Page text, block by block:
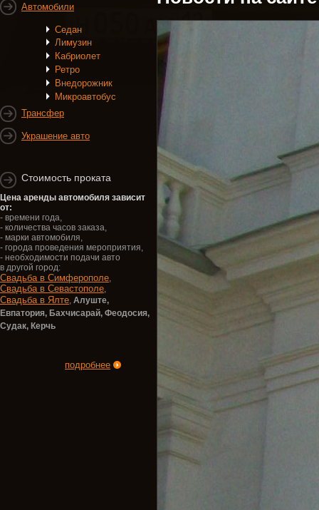
Автомобили
Седан
Лимузин
Кабриолет
Ретро
Внедорожник
Микроавтобус
Трансфер
Украшение авто
Стоимость проката
Цена аренды автомобиля зависит
от:
- времени года,
- количества часов заказа,
- марки автомобиля,
- города проведения мероприятия,
- необходимости подачи авто
в другой город:
Свадьба в Симферополе,
Свадьба в Севастополе,
Свадьба в Ялте, Алуште,
Евпатория, Бахчисарай, Феодосия,
Судак, Керчь
подробнее